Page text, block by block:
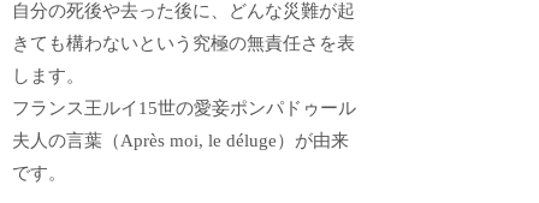
自分の死後や去った後に、どんな災難が起
きても構わないという究極の無責任さを表
します。
フランス王ルイ15世の愛妾ポンパドゥール
夫人の言葉（Après moi, le déluge）が由来
です。